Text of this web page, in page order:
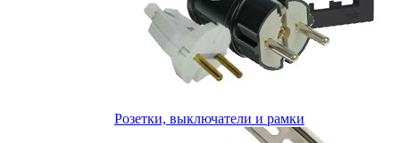
Розетки, выключатели и рамки